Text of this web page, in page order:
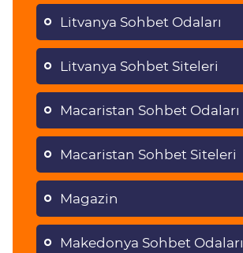
Litvanya Sohbet Odaları
Litvanya Sohbet Siteleri
Macaristan Sohbet Odaları
Macaristan Sohbet Siteleri
Magazin
Makedonya Sohbet Odaları